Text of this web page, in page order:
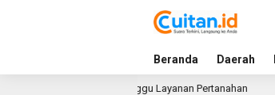
Beranda Daerah
Menunggu Layanan Pertanahan 10 jam lalu